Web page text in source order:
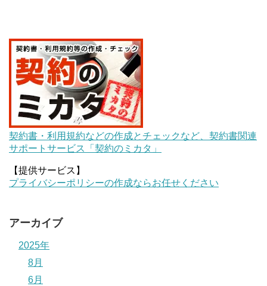
契約書・利用規約などの作成とチェックなど、契約書関連
サポートサービス「契約のミカタ」
【提供サービス】
プライバシーポリシーの作成ならお任せください
アーカイブ
2025年
8月
6月